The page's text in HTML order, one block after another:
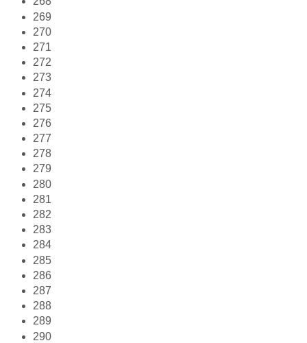
269
270
271
272
273
274
275
276
277
278
279
280
281
282
283
284
285
286
287
288
289
290